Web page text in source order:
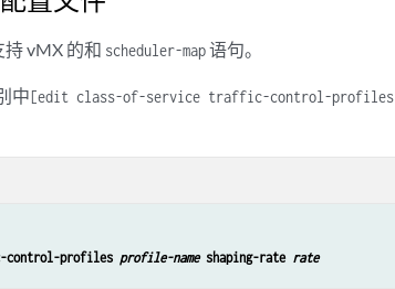
持 vMX 的和 scheduler-map语句。
中[edit class-of-service traffic-control-profiles
control-profiles profile-name shaping-rate rate